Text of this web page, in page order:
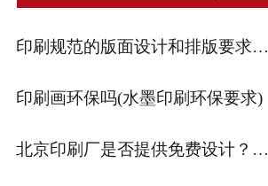
印刷规范的版面设计和排版要求，掌握印刷规···
印刷画环保吗(水墨印刷环保要求)
北京印刷厂是否提供免费设计？需要另外设计···